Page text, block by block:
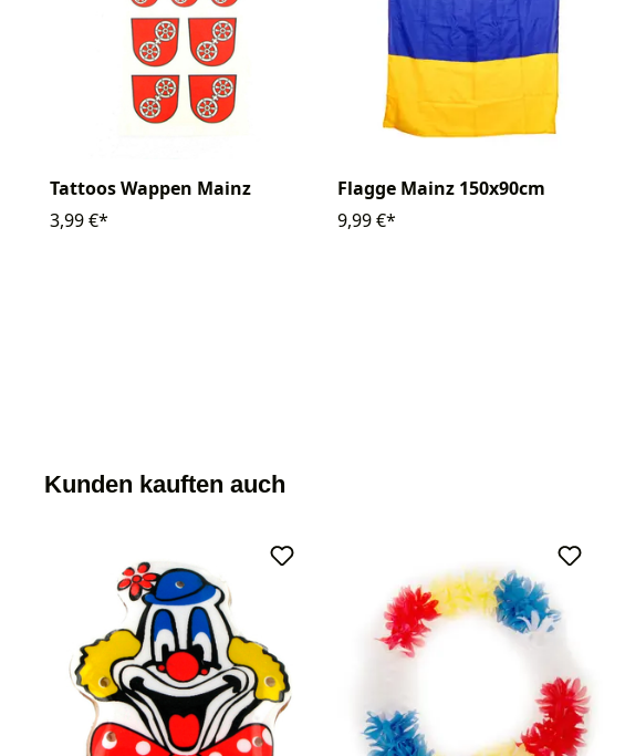
Tattoos Wappen Mainz
3,99 €*
Flagge Mainz 150x90cm
9,99 €*
Kunden kauften auch